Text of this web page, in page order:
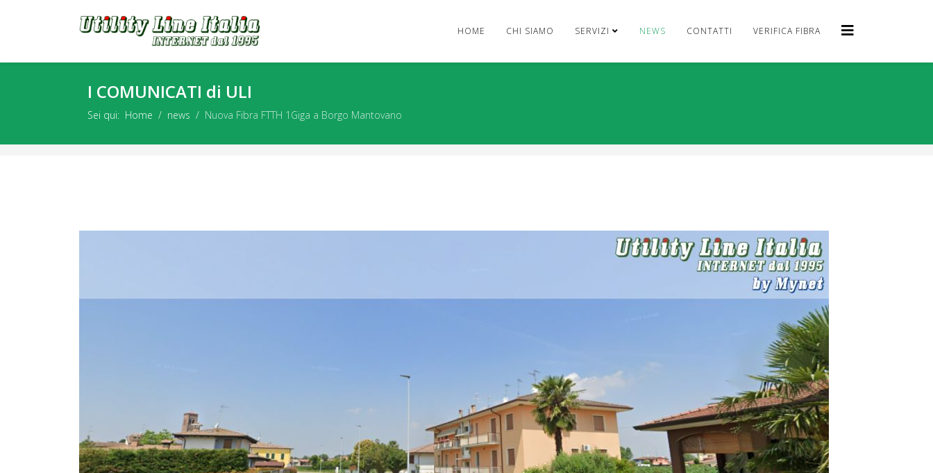
HOME CHI SIAMO SERVIZI NEWS CONTATTI VERIFICA FIBRA
I COMUNICATI di ULI
Sei qui: Home news Nuova Fibra FTTH 1Giga a Borgo Mantovano